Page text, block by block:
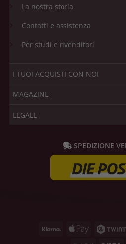
La nostra storia
Contatti e assistenza
Per studi e rivenditori
I TUOI ACQUISTI CON NOI
MAGAZINE
LEGALE
SPEDIZIONE
Klarna
Apple